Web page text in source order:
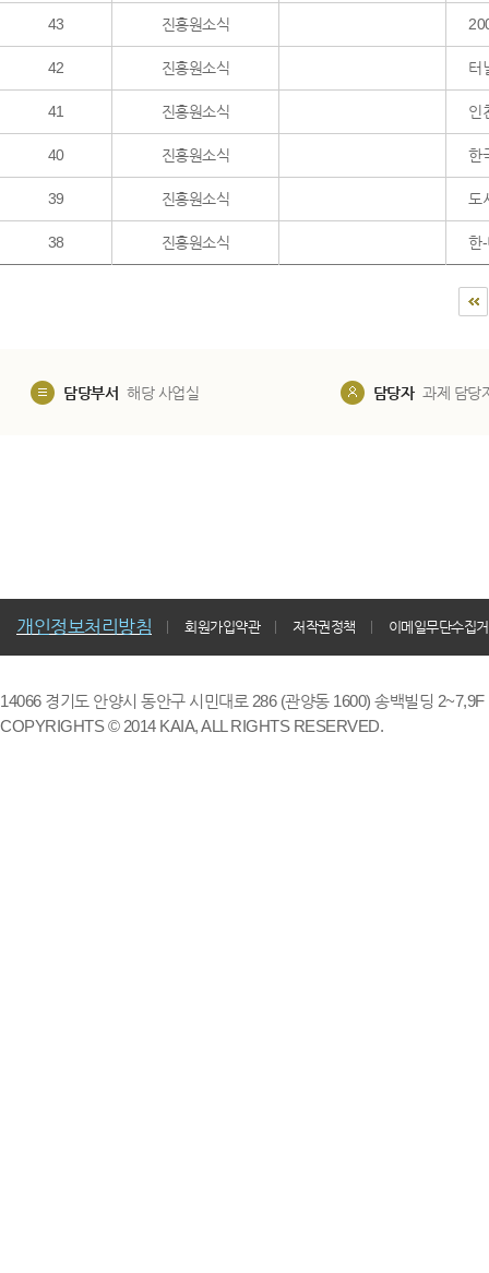
43 진흥원소식
42 진흥원소식 터
41 진흥원소식 인
40 진흥원소식 한
39 진흥원소식 도
38 진흥원소식 한
담당부서 해당 사업실 담당자 과제 담당
개인정보처리방침 회원가입약관 저작권정책 이메일무단수집
14066 경기도 안양시 동안구 시민대로 286 (관양동 1600) 송백빌딩
COPYRIGHTS © 2014 KAIA, ALL RIGHTS RESERVED.